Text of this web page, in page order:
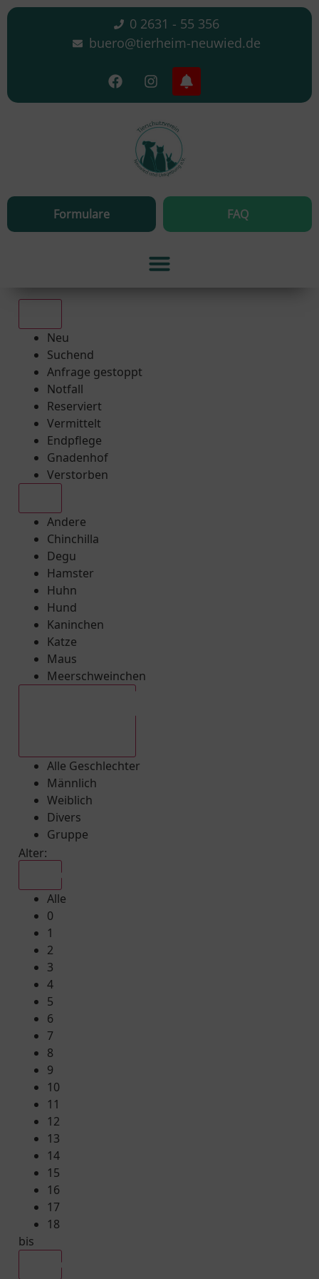
0 2631 - 55 356
buero@tierheim-neuwied.de
Formulare FAQ
Neu
Suchend
Anfrage gestoppt
Notfall
Reserviert
Vermittelt
Endpflege
Gnadenhof
Verstorben
Andere
Chinchilla
Degu
Hamster
Huhn
Hund
Kaninchen
Katze
Maus
Meerschweinchen
Alle Geschlechter
Männlich
Weiblich
Divers
Gruppe
Alter:
Alle
0
1
2
3
4
5
6
7
8
9
10
11
12
13
14
15
16
17
18
bis